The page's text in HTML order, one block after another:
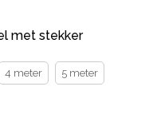
met stekker
4 meter 5 meter